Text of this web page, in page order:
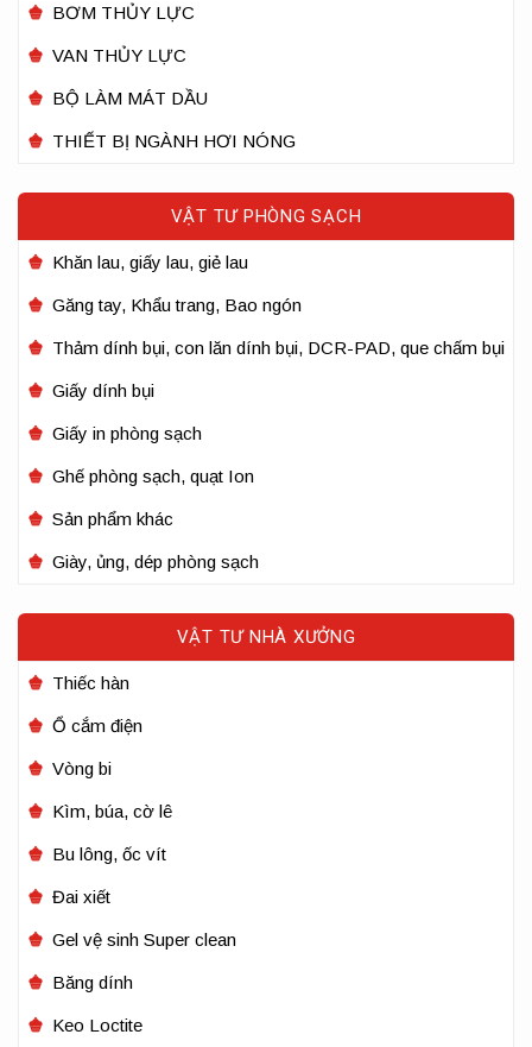
BƠM THỦY LỰC
VAN THỦY LỰC
BỘ LÀM MÁT DẦU
THIẾT BỊ NGÀNH HƠI NÓNG
VẬT TƯ PHÒNG SẠCH
Khăn lau, giấy lau, giẻ lau
Găng tay, Khẩu trang, Bao ngón
Thảm dính bụi, con lăn dính bụi, DCR-PAD, que chấm bụi
Giấy dính bụi
Giấy in phòng sạch
Ghế phòng sạch, quạt Ion
Sản phẩm khác
Giày, ủng, dép phòng sạch
VẬT TƯ NHÀ XƯỞNG
Thiếc hàn
Ổ cắm điện
Vòng bi
Kìm, búa, cờ lê
Bu lông, ốc vít
Đai xiết
Gel vệ sinh Super clean
Băng dính
Keo Loctite